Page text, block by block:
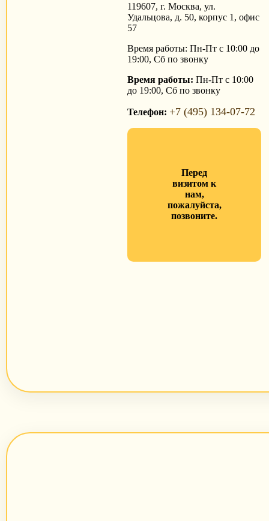
119607, г. Москва, ул.
Удальцова, д. 50, корпус 1, офис
57
Время работы: Пн-Пт с 10:00 до
19:00, Сб по звонку
Время работы: Пн-Пт с 10:00
до 19:00, Сб по звонку
Телефон: +7 (495) 134-07-72
Перед
визитом к
нам,
пожалуйста,
позвоните.